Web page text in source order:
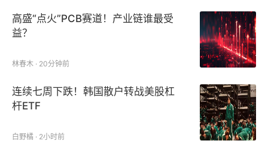
高盛“点火”PCB赛道！产业链谁最受
益？
林春木 · 20分钟前
连续七周下跌！韩国散户转战美股杠
杆ETF
白野橘 · 2小时前